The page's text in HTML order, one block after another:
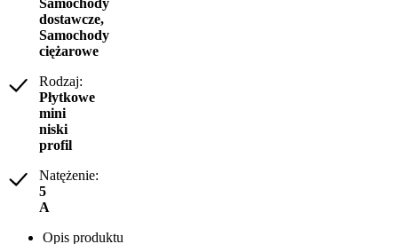
dostawcze,
Samochody
ciężarowe
Rodzaj:
Płytkowe
mini
niski
profil
Natężenie:
5
A
Opis produktu